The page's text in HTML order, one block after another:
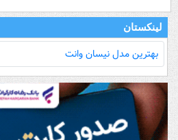
لینکستان
بهترین مدل‌ نیسان وانت